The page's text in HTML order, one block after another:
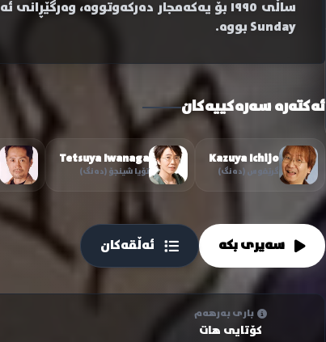
Sunday بووە.
ئەکتەرە سەرەکییەکان
Kazuya Ichijo
گرێفوس (دەنگ)
Tetsuya Iwanaga
تۆیا شینجۆ (دەنگ)
سەیری بکە ئەڵقەکان
باری بەرهەم
کۆتایی هات